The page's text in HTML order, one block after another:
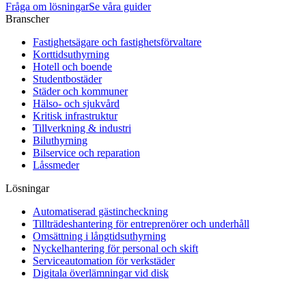
Fråga om lösningarSe våra guider
Branscher
Fastighetsägare och fastighetsförvaltare
Korttidsuthyrning
Hotell och boende
Studentbostäder
Städer och kommuner
Hälso- och sjukvård
Kritisk infrastruktur
Tillverkning & industri
Biluthyrning
Bilservice och reparation
Låssmeder
Lösningar
Automatiserad gästincheckning
Tillträdeshantering för entreprenörer och underhåll
Omsättning i långtidsuthyrning
Nyckelhantering för personal och skift
Serviceautomation för verkstäder
Digitala överlämningar vid disk